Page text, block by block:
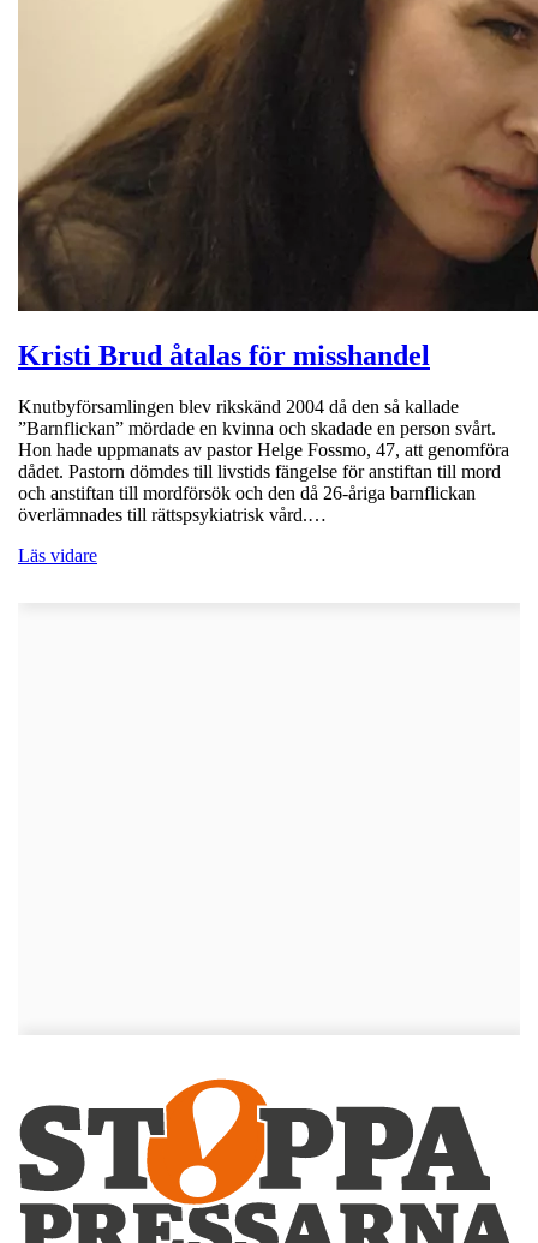
Kristi Brud åtalas för misshandel
Knutbyförsamlingen blev rikskänd 2004 då den så kallade
”Barnflickan” mördade en kvinna och skadade en person svårt.
Hon hade uppmanats av pastor Helge Fossmo, 47, att genomföra
dådet. Pastorn dömdes till livstids fängelse för anstiftan till mord
och anstiftan till mordförsök och den då 26-åriga barnflickan
överlämnades till rättspsykiatrisk vård.…
Läs vidare